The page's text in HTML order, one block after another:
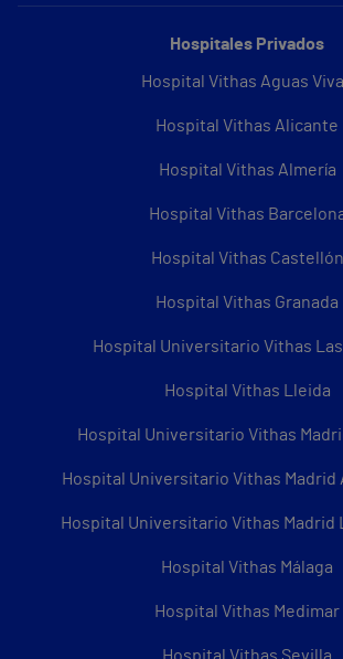
Hospitales Privados
Hospital Vithas Aguas
Hospital Vithas Alicante
Hospital Vithas Almería
Hospital Vithas
Hospital Vithas Castellón
Hospital Vithas Granada
Hospital Universitario Vithas
Hospital Vithas Lleida
Hospital Universitario Vithas
Hospital Universitario Vithas Madrid
Hospital Universitario Vithas Madrid
Hospital Vithas Málaga
Hospital Vithas Medimar